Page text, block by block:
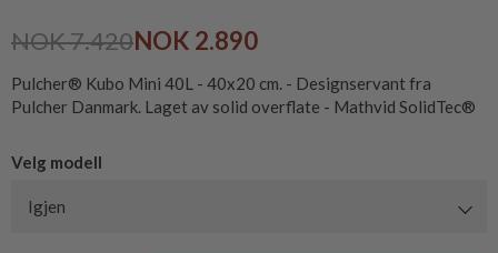
NOK 7.420NOK 2.890
Pulcher® Kubo Mini 40L - 40x20 cm. - Designservant fra
Pulcher Danmark. Laget av solid overflate - Mathvid SolidTec®
Velg modell
Igjen